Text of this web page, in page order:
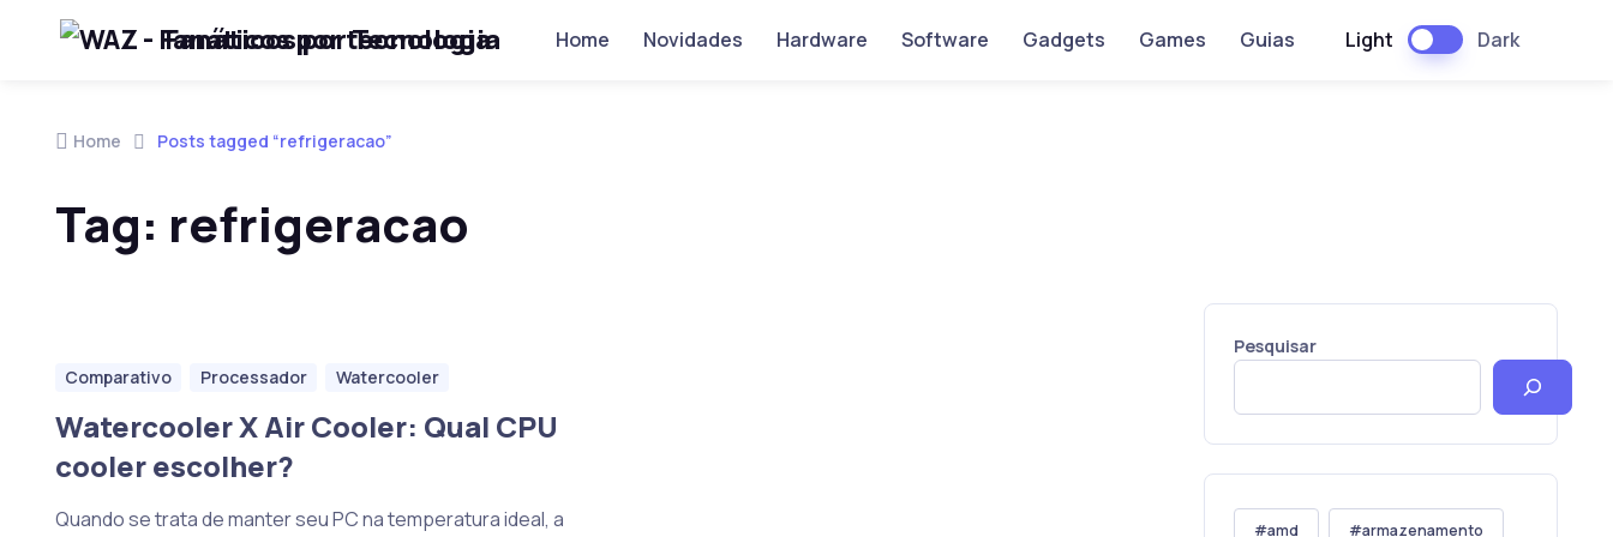
Skip to navigation
Skip to contentFanáticos por Tecnologia Home Novidades Hardware Software Gadgets Games Guias Light Dark
Home Posts tagged “refrigeracao”
Tag: refrigeracao
Comparativo Processador Watercooler
Watercooler X Air Cooler: Qual CPU
cooler escolher?
Quando se trata de manter seu PC na temperatura ideal, a
Pesquisar
amd armazenamento